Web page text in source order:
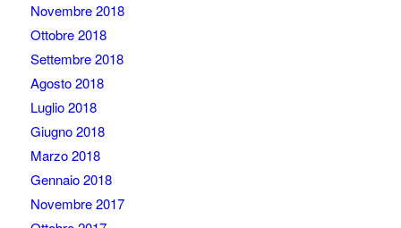
Novembre 2018
Ottobre 2018
Settembre 2018
Agosto 2018
Luglio 2018
Giugno 2018
Marzo 2018
Gennaio 2018
Novembre 2017